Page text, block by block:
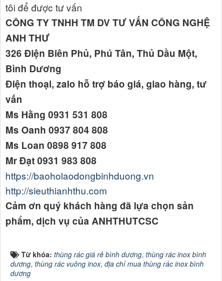
tôi để được tư vấn
CÔNG TY TNHH TM DV TƯ VẤN CÔNG NGHỆ
ANH THƯ
326 Điện Biên Phủ, Phú Tân, Thủ Dầu Một,
Bình Dương
Điện thoại, zalo hỗ trợ báo giá, giao hàng, tư
vấn
Ms Hằng 0931 531 808
Ms Oanh 0937 804 808
Ms Loan 0898 917 808
Mr Đạt 0931 983 808
https://baoholaodongbinhduong.vn
http://sieuthianhthu.com
Cảm ơn quý khách hàng đã lựa chọn sản
phẩm, dịch vụ của ANHTHUTCSC
Từ khóa: thùng rác giá rẻ bình dương, thùng rác inox bình
dương, thùng rác vuông inox, địa chỉ mua thùng rác inox bình
dương